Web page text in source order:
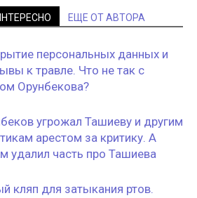
ЕЩЕ ОТ АВТОРА
персональных данных и
к травле. Что не так с
Орунбекова?
угрожал Ташиеву и другим
арестом за критику. А
удалил часть про Ташиева
кляп для затыкания ртов.